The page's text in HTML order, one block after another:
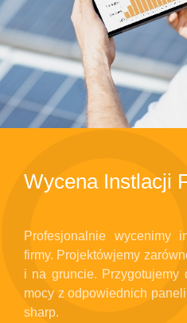
Wycena Instlacji
Profesjonalnie wycenimy
firmy. Projektówjemy
i na gruncie.
mocy z odpowiednich
sharp.